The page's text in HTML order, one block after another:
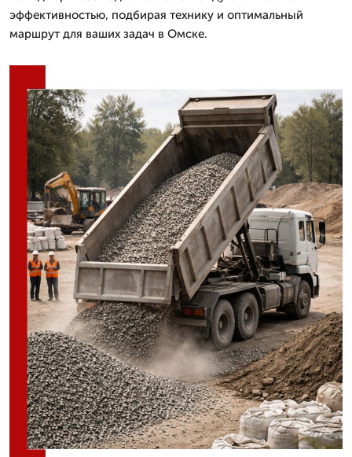
эффективностью, подбирая технику и оптимальный
маршрут для ваших задач в Омске.